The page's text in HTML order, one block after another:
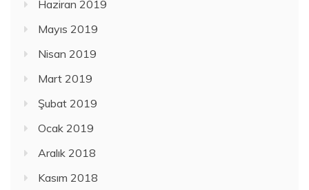
Haziran 2019
Mayıs 2019
Nisan 2019
Mart 2019
Şubat 2019
Ocak 2019
Aralık 2018
Kasım 2018